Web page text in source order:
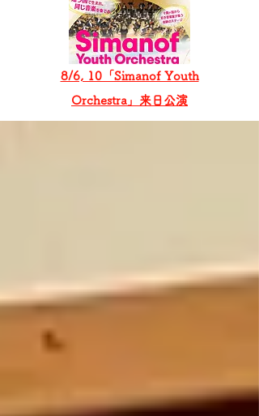
8/6, 10「Simanof Youth
Orchestra」来日公演